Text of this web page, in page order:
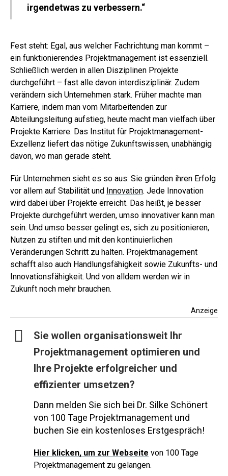
irgendetwas zu verbessern.“
Fest steht: Egal, aus welcher Fachrichtung man kommt –
ein funktionierendes Projektmanagement ist essenziell.
Schließlich werden in allen Disziplinen Projekte
durchgeführt – fast alle davon interdisziplinär. Zudem
verändern sich Unternehmen stark. Früher machte man
Karriere, indem man vom Mitarbeitenden zur
Abteilungsleitung aufstieg, heute macht man vielfach über
Projekte Karriere. Das Institut für Projektmanagement-
Exzellenz liefert das nötige Zukunftswissen, unabhängig
davon, wo man gerade steht.
Für Unternehmen sieht es so aus: Sie gründen ihren Erfolg
vor allem auf Stabilität und Innovation. Jede Innovation
wird dabei über Projekte erreicht. Das heißt, je besser
Projekte durchgeführt werden, umso innovativer kann man
sein. Und umso besser gelingt es, sich zu positionieren,
Nutzen zu stiften und mit den kontinuierlichen
Veränderungen Schritt zu halten. Projektmanagement
schafft also auch Handlungsfähigkeit sowie Zukunfts- und
Innovationsfähigkeit. Und von alldem werden wir in
Zukunft noch mehr brauchen.
Anzeige
Sie wollen organisationsweit Ihr
Projektmanagement optimieren und
Ihre Projekte erfolgreicher und
effizienter umsetzen?
Dann melden Sie sich bei Dr. Silke Schönert
von 100 Tage Projektmanagement und
buchen Sie ein kostenloses Erstgespräch!
Hier klicken, um zur Webseite von 100 Tage
Projektmanagement zu gelangen.